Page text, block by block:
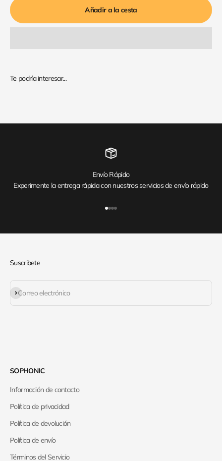
Añadir a la cesta
Envío Rápido
Experimente la entrega rápida con nuestros servicios de envío rápido
Suscribete
Correo electrónico
Suscribirse
SOPHONIC
Información de contacto
Política de privacidad
Política de devolución
Política de envío
Términos del Servicio